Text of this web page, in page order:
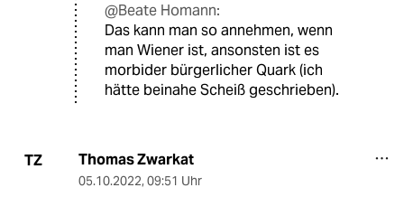
@Beate Homann:
Das kann man so annehmen, wenn
man Wiener ist, ansonsten ist es
morbider bürgerlicher Quark (ich
hätte beinahe Scheiß geschrieben).
TZ Thomas Zwarkat
05.10.2022, 09:51 Uhr